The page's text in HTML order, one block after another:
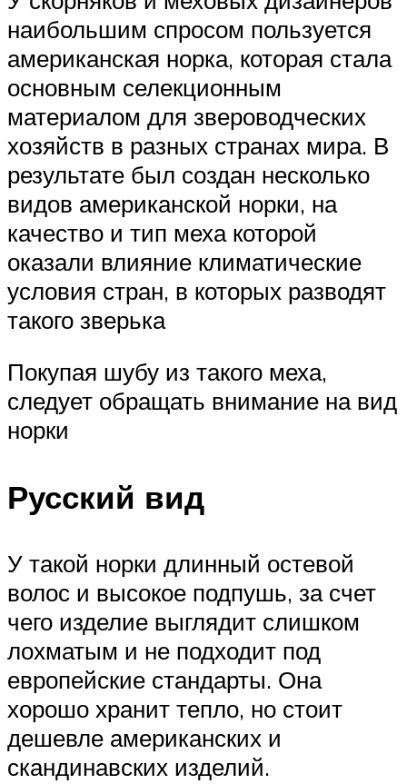
наибольшим спросом пользуется
американская норка, которая стала
основным селекционным
материалом для звероводческих
хозяйств в разных странах мира. В
результате был создан несколько
видов американской норки, на
качество и тип меха которой
оказали влияние климатические
условия стран, в которых разводят
такого зверька
Покупая шубу из такого меха,
следует обращать внимание на вид
норки
Русский вид
У такой норки длинный остевой
волос и высокое подпушь, за счет
чего изделие выглядит слишком
лохматым и не подходит под
европейские стандарты. Она
хорошо хранит тепло, но стоит
дешевле американских и
скандинавских изделий.